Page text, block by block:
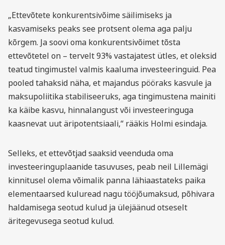
„Ettevõtete konkurentsivõime säilimiseks ja
kasvamiseks peaks see protsent olema aga palju
kõrgem. Ja soovi oma konkurentsivõimet tõsta
ettevõtetel on – tervelt 93% vastajatest ütles, et oleksid
teatud tingimustel valmis kaaluma investeeringuid. Pea
pooled tahaksid näha, et majandus pööraks kasvule ja
maksupoliitika stabiliseeruks, aga tingimustena mainiti
ka käibe kasvu, hinnalangust või investeeringuga
kaasnevat uut äripotentsiaali,“ rääkis Holmi esindaja.
Selleks, et ettevõtjad saaksid veenduda oma
investeeringuplaanide tasuvuses, peab neil Lillemägi
kinnitusel olema võimalik panna lähiaastateks paika
elementaarsed kuluread nagu tööjõumaksud, põhivara
haldamisega seotud kulud ja ülejäänud otseselt
äritegevusega seotud kulud.